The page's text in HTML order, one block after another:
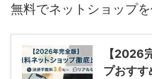
無料でネットショップ
【2026
プおすす